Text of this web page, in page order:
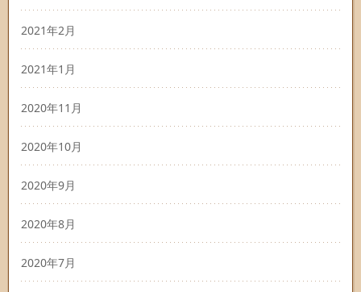
2021年2月
2021年1月
2020年11月
2020年10月
2020年9月
2020年8月
2020年7月